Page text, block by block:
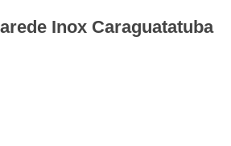
Inox Caraguatatuba